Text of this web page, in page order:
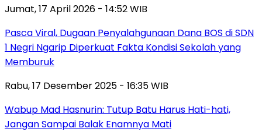
Jumat, 17 April 2026 - 14:52 WIB
Pasca Viral, Dugaan Penyalahgunaan Dana BOS di SDN
1 Negri Ngarip Diperkuat Fakta Kondisi Sekolah yang
Memburuk
Rabu, 17 Desember 2025 - 16:35 WIB
Wabup Mad Hasnurin: Tutup Batu Harus Hati-hati,
Jangan Sampai Balak Enamnya Mati